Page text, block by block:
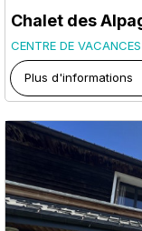
Chalet des
CENTRE DE VACANCES
Plus d'informations